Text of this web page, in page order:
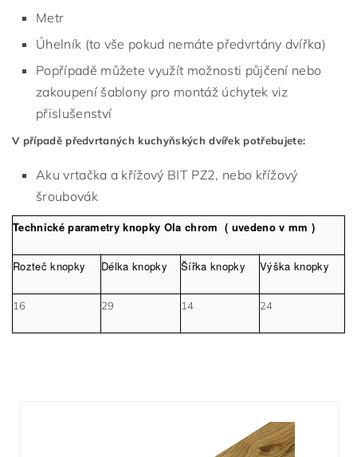
Metr
Úhelník (to vše pokud nemáte předvrtány dvířka)
Popřípadě můžete využít možnosti půjčení nebo
zakoupení šablony pro montáž úchytek viz
přislušenství
V případě předvrtaných kuchyňských dvířek potřebujete:
Aku vrtačka a křížový BIT PZ2, nebo křížový
šroubovák
Technické parametry knopky Ola chrom ( uvedeno v mm )
Rozteč knopky Délka knopky Šířka knopky Výška knopky
16 29 14 24